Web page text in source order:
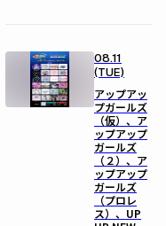
08.11
(TUE)
アップアッ
プガールズ
（仮）、ア
ップアップ
ガールズ
（２）、ア
ップアップ
ガールズ
（プロレ
ス）、UP